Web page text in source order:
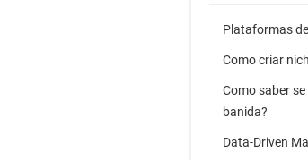
Plataformas
Como criar
Como saber
banida?
Data-Driven